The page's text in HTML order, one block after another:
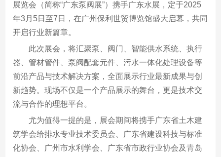
展览会（简称“广东泵阀展”）携手广东水展，定于2025
年3月5日至7日，在广州保利世贸博览馆盛大启幕，共同
开启行业新篇章。
此次展会，将汇聚泵、阀门、智能供水系统、执行
器、管材管件、泵阀配套元件、污水一体化处理设备等
前沿产品与技术解决方案，全面展示行业最新成果与创
新趋势。现场不仅是一个产品展示的舞台，更是技术交
流与合作的理想平台。
尤为值得一提的是，展会期间将携手广东省土木建
筑学会给排水专业技术委员会、广东省建设科技与标准
化协会、广州市水利学会、广东省市政行业协会及青岛